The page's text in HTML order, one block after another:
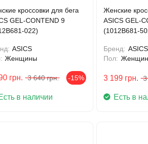
кроссовки для бега
GEL-CONTEND 9
022)
ASICS
Женщины
грн. 3 640 грн. -15%
в наличии
Женские
ASICS GEL-
(1012B681-
Бренд: ASICS
Пол:
3 199 грн.
Есть в